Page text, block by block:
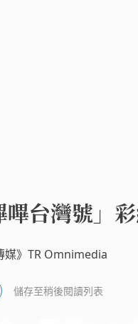
嗶台灣號」
媒》TR Omnimedia
儲存至稍後閱讀列表